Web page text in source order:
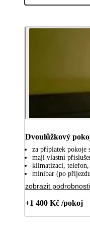
Dvoulůžkový
za příplatek pokoje
mají vlastní
klimatizaci,
minibar (po
zobrazit podrobnosti
+1 400 Kč /pokoj